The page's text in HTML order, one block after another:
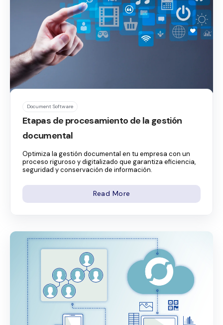
Document Software
Etapas de procesamiento de la gestión
documental
Optimiza la gestión documental en tu empresa con un
proceso riguroso y digitalizado que garantiza eficiencia,
seguridad y conservación de información.
Read More